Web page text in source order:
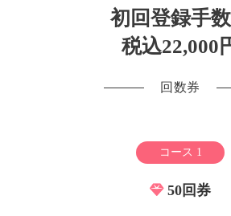
初回登録手
税込22,000
回数券
コース 1
50回券